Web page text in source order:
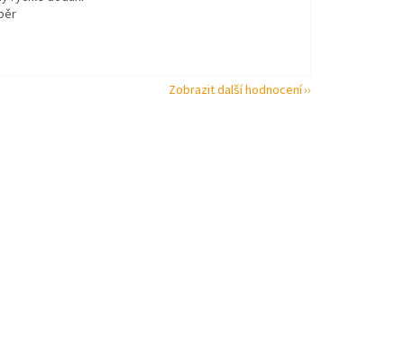
Zobrazit další hodnocení